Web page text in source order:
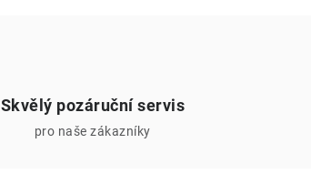
Skvělý pozáruční servis
pro naše zákazníky